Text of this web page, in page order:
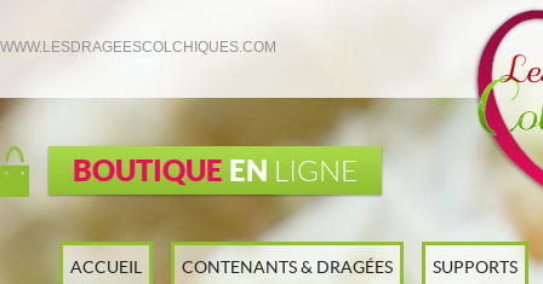
WWW.LESDRAGEESCOLCHIQUES.COM
BOUTIQUE EN LIGNE
ACCUEIL CONTENANTS & DRAGÉES SUPPORTS